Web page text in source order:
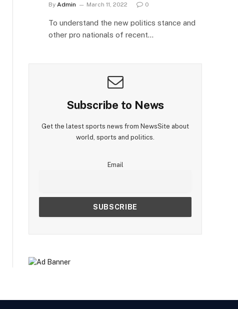
By Admin March 11, 2022 0
To understand the new politics stance and
other pro nationals of recent…
Subscribe to News
Get the latest sports news from NewsSite about
world, sports and politics.
Email